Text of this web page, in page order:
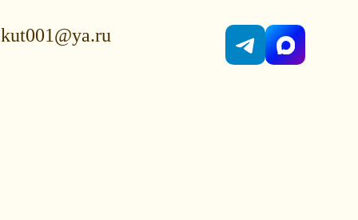
kut001@ya.ru